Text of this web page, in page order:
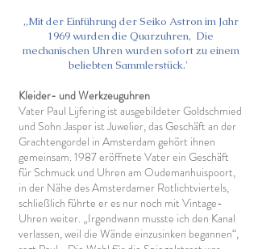
„Mit der Einführung der Seiko Astron im Jahr
1969 wurden die Quarzuhren, Die
mechanischen Uhren wurden sofort zu einem
beliebten Sammlerstück.'
Kleider- und Werkzeuguhren
Vater Paul Lijfering ist ausgebildeter Goldschmied
und Sohn Jasper ist Juwelier, das Geschäft an der
Grachtengordel in Amsterdam gehört ihnen
gemeinsam. 1987 eröffnete Vater ein Geschäft
für Schmuck und Uhren am Oudemanhuispoort,
in der Nähe des Amsterdamer Rotlichtviertels,
schließlich führte er es nur noch mit Vintage-
Uhren weiter. „Irgendwann musste ich den Kanal
verlassen, weil die Wände einzusinken begannen“,